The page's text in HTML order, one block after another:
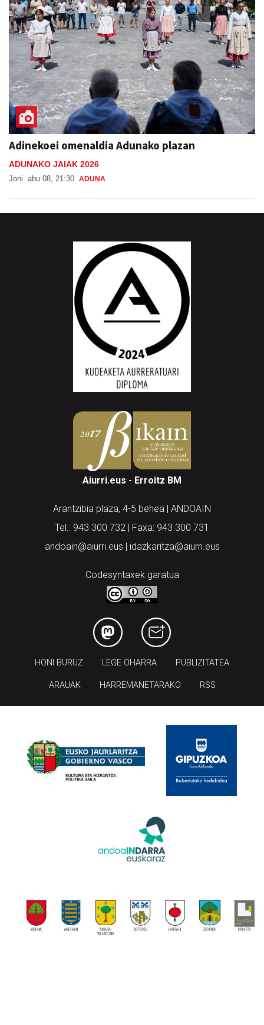
Adinekoei omenaldia Adunako plazan
ADUNAKO JAIAK 2026
Joni abu 08, 21:30 ADUNA
Aiurri.eus - Erroitz BM
Arantzibia plaza, 4-5 behea | ANDOAIN
Tel.: 943 300 732 | Faxa: 943 300 731
andoain@aiurri.eus | idazkaritza@aiurri.eus
Codesyntaxek garatua
HONI BURUZ LEGE OHARRA PUBLIZITATEA
ARAUAK HARREMANETARAKO RSS